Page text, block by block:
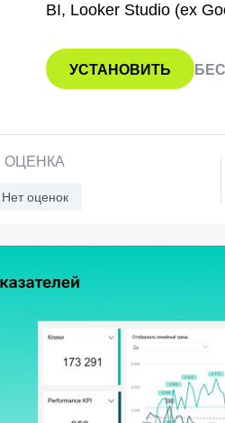
BI, Looker Studio (ex
УСТАНОВИТЬ
ОЦЕНКА
Нет оценок